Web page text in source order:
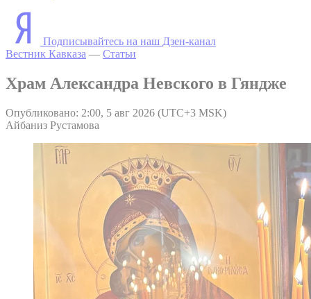
Подписывайтесь на наш Дзен-канал
Вестник Кавказа — Статьи
Храм Александра Невского в Гяндже
Опубликовано: 2:00, 5 авг 2026 (UTC+3 MSK)
Айбаниз Рустамова